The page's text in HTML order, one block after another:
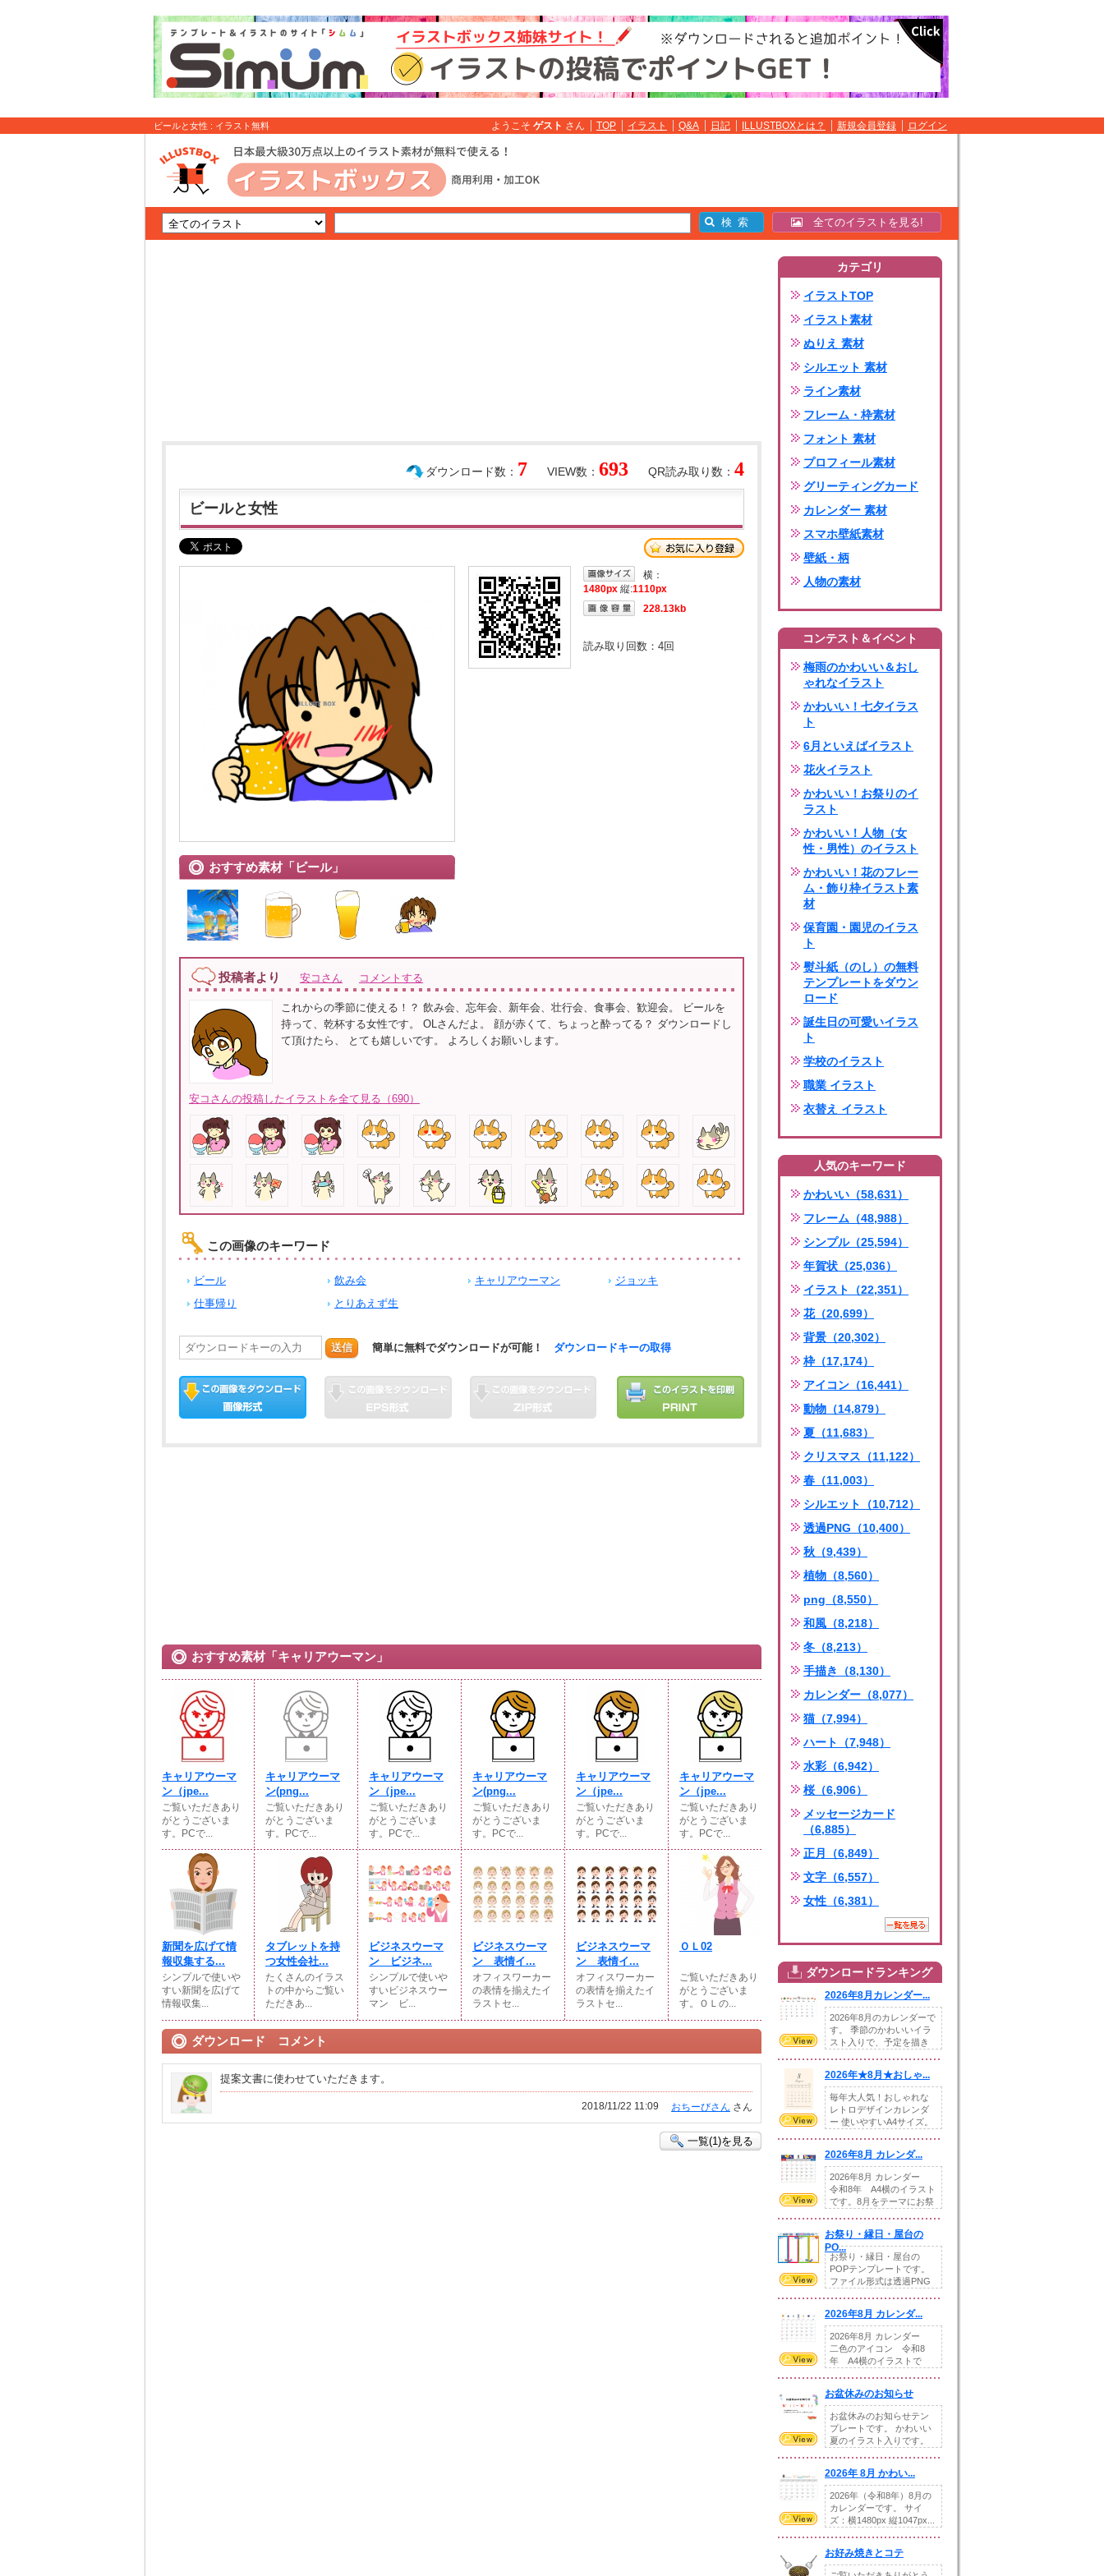
ビールと女性 : イラスト無料 ようこそ ゲスト さん TOP イラスト Q&A 日記 ILLUSTBOXとは？ 新規会員登録 ログイン
全てのイラストを見る!
QR読み取り数： 4
VIEW数： 693
ダウンロード数： 7
ビールと女性
おすすめ素材「ビール」
横：
1480px 縦:1110px
228.13kb
読み取り回数： 4回
投稿者より 安コさん コメントする
これからの季節に使える！？ 飲み会、忘年会、新年会、壮行会、食事会、歓迎会。 ビールを
持って、乾杯する女性です。 OLさんだよ。 顔が赤くて、ちょっと酔ってる？ ダウンロードし
て頂けたら、 とても嬉しいです。 よろしくお願いします。
安コさんの投稿したイラストを全て見る（690）
この画像のキーワード
ビール 飲み会 キャリアウーマン
ジョッキ
仕事帰り
とりあえず生
送信 簡単に無料でダウンロードが可能！ ダウンロードキーの取得
おすすめ素材「キャリアウーマン」
キャリアウーマ
ン（jpe...
ご覧いただきあり
がとうございま
す。PCで...
キャリアウーマ
ン(png...
ご覧いただきあり
がとうございま
す。PCで...
キャリアウーマ
ン（jpe...
ご覧いただきあり
がとうございま
す。PCで...
キャリアウーマ
ン(png...
ご覧いただきあり
がとうございま
す。PCで...
キャリアウーマ
ン（jpe...
ご覧いただきあり
がとうございま
す。PCで...
キャリアウーマ
ン（jpe...
ご覧いただきあり
がとうございま
す。PCで...
新聞を広げて情
報収集する...
シンプルで使いや
すい新聞を広げて
情報収集...
タブレットを持
つ女性会社...
たくさんのイラス
トの中からご覧い
ただきあ...
ビジネスウーマ
ン ビジネ...
シンプルで使いや
すいビジネスウー
マン ビ...
ビジネスウーマ
ン 表情イ...
オフィスワーカー
の表情を揃えたイ
ラストセ...
ビジネスウーマ
ン 表情イ...
オフィスワーカー
の表情を揃えたイ
ラストセ...
ＯＬ02
ご覧いただきあり
がとうございま
す。ＯＬの...
ダウンロード コメント
提案文書に使わせていただきます。
おちーびさん さん
2018/11/22 11:09
一覧(1)を見る
カテゴリ
イラストTOP
イラスト素材
ぬりえ 素材
シルエット 素材
ライン素材
フレーム・枠素材
フォント 素材
プロフィール素材
グリーティングカード
カレンダー 素材
スマホ壁紙素材
壁紙・柄
人物の素材
コンテスト＆イベント
梅雨のかわいい＆おし
ゃれなイラスト
かわいい！七夕イラス
ト
6月といえばイラスト
花火イラスト
かわいい！お祭りのイ
ラスト
かわいい！人物（女
性・男性）のイラスト
かわいい！花のフレー
ム・飾り枠イラスト素
材
保育園・園児のイラス
ト
熨斗紙（のし）の無料
テンプレートをダウン
ロード
誕生日の可愛いイラス
ト
学校のイラスト
職業 イラスト
衣替え イラスト
人気のキーワード
かわいい（58,631）
フレーム（48,988）
シンプル（25,594）
年賀状（25,036）
イラスト（22,351）
花（20,699）
背景（20,302）
枠（17,174）
アイコン（16,441）
動物（14,879）
夏（11,683）
クリスマス（11,122）
春（11,003）
シルエット（10,712）
透過PNG（10,400）
秋（9,439）
植物（8,560）
png（8,550）
和風（8,218）
冬（8,213）
手描き（8,130）
カレンダー（8,077）
猫（7,994）
ハート（7,948）
水彩（6,942）
桜（6,906）
メッセージカード
（6,885）
正月（6,849）
文字（6,557）
女性（6,381）
ダウンロードランキング
2026年8月カレンダー...
2026年8月のカレンダーで
す。 季節のかわいいイラ
スト入りで、予定を描き
2026年★8月★おしゃ...
毎年大人気！おしゃれな
レトロデザインカレンダ
ー 使いやすいA4サイズ。
2026年8月 カレンダ...
2026年8月 カレンダー
令和8年 A4横のイラスト
です。8月をテーマにお祭
お祭り・縁日・屋台の
PO...
お祭り・縁日・屋台の
POPテンプレートです。
ファイル形式は透過PNG
2026年8月 カレンダ...
2026年8月 カレンダー
二色のアイコン 令和8
年 A4横のイラストで
お盆休みのお知らせ
お盆休みのお知らせテン
プレートです。 かわいい
夏のイラスト入りです。
2026年 8月 かわい...
2026年（令和8年）8月の
カレンダーです。 サイ
ズ：横1480px 縦1047px...
お好み焼きとコテ